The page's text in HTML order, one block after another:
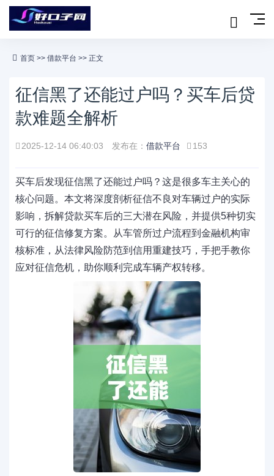
首页 >> 借款平台 >> 正文
征信黑了还能过户吗？买车后贷
款难题全解析
2025-12-14 06:40:03 发布在： 借款平台 153
买车后发现征信黑了还能过户吗？这是很多车主关心的
核心问题。本文将深度剖析征信不良对车辆过户的实际
影响，拆解贷款买车后的三大潜在风险，并提供5种切实
可行的征信修复方案。从车管所过户流程到金融机构审
核标准，从法律风险防范到信用重建技巧，手把手教你
应对征信危机，助你顺利完成车辆产权转移。